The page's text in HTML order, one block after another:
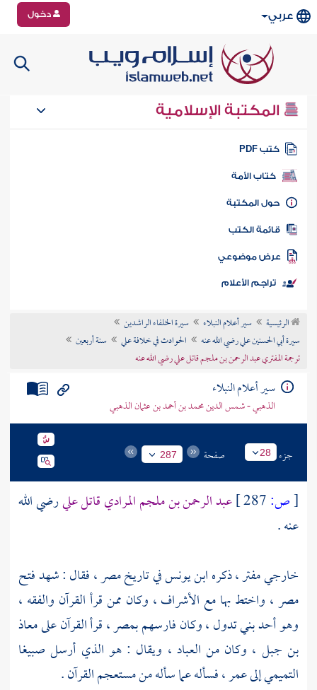
عربي دخول
المكتبة الإسلامية
كتب PDF
كتاب الأمة
المكتبة
الكتب
موضوعي
تراجم الأعلام
الرئيسية سير أعلام النبلاء
سيرة الخلفاء الراشدين
سيرة أبي الحسنين علي رضي الله عنه
الحوادث في خلافة علي
سنة أربعين
ترجمة المفتري عبد الرحمن بن ملجم قاتل علي رضي الله عنه
سير أعلام النبلاء
الذهبي - شمس الدين محمد بن أحمد بن عثمان الذهبي
جزء 28 صفحة 287
[ص: عبد الرحمن بن ملجم المراديقاتلعليرضي الله
عنه .
خارجي مفتر ، ذكرهابن يونسفي تاريخمصر، فقال : شهد فتح
مصر، واختط بها مع الأشراف ، وكان ممن قرأ القرآن والفقه ،
وهو أحدبني تدول، وكان فارسهمبمصر، قرأ القرآن علىمعاذ
بن جبل ، وكان من العباد ، ويقال : هو الذي أرسل صبيغا
التميميإلىعمر، فسأله عما سأله من مستعجم القرآن .